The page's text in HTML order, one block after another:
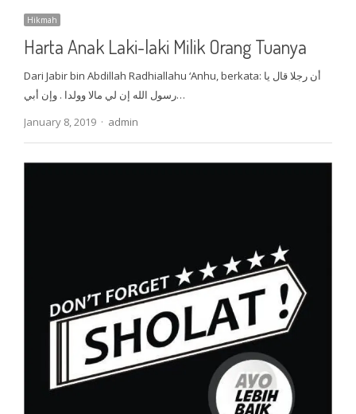
Hikmah
Harta Anak Laki-laki Milik Orang Tuanya
Dari Jabir bin Abdillah Radhiallahu ‘Anhu, berkata: أن رجلا قال يا
رسول الله إن لي مالا وولدا . وإن أبي…
January 8, 2019
Author
admin